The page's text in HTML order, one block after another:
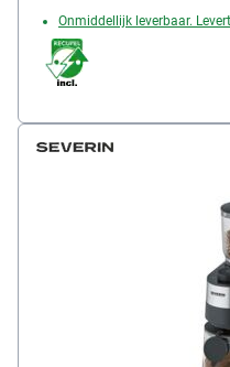
vultrechter / filterhouder
mm)
Onmiddellijk leverbaar.